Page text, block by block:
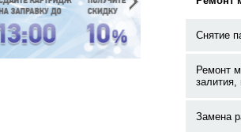
Снятие
Ремонт
залития,
Замена